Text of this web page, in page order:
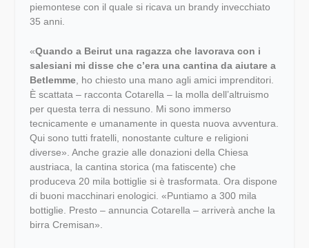
piemontese con il quale si ricava un brandy invecchiato
35 anni.
«Quando a Beirut una ragazza che lavorava con i
salesiani mi disse che c’era una cantina da aiutare a
Betlemme, ho chiesto una mano agli amici imprenditori.
È scattata – racconta Cotarella – la molla dell’altruismo
per questa terra di nessuno. Mi sono immerso
tecnicamente e umanamente in questa nuova avventura.
Qui sono tutti fratelli, nonostante culture e religioni
diverse». Anche grazie alle donazioni della Chiesa
austriaca, la cantina storica (ma fatiscente) che
produceva 20 mila bottiglie si è trasformata. Ora dispone
di buoni macchinari enologici. «Puntiamo a 300 mila
bottiglie. Presto – annuncia Cotarella – arriverà anche la
birra Cremisan».